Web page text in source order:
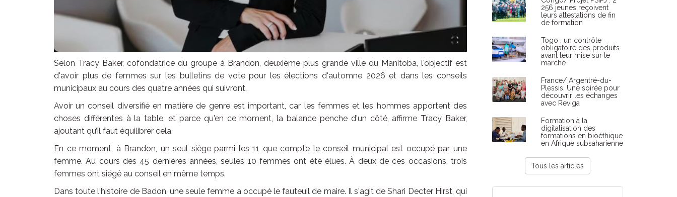
Selon Tracy Baker, cofondatrice du groupe à Brandon, deuxième plus grande ville du Manitoba, l'objectif est
d'avoir plus de femmes sur les bulletins de vote pour les élections d'automne 2026 et dans les conseils
municipaux au cours des quatre années qui suivront.
Avoir un conseil diversifié en matière de genre est important, car les femmes et les hommes apportent des
choses différentes à la table, et parce qu'en ce moment, la balance penche d'un côté, affirme Tracy Baker,
ajoutant qu’il faut équilibrer cela.
En ce moment, à Brandon, un seul siège parmi les 11 que compte le conseil municipal est occupé par une
femme. Au cours des 45 dernières années, seules 10 femmes ont été élues. À deux de ces occasions, trois
femmes ont siégé au conseil en même temps.
Dans toute l'histoire de Badon, une seule femme a occupé le fauteuil de maire. Il s'agit de Shari Decter Hirst, qui
256 jeunes reçoivent
leurs attestations de fin
de formation
Togo : un contrôle
obligatoire des produits
avant leur mise sur le
marché
France/ Argentré-du-
Plessis. Une soirée pour
découvrir les échanges
avec Reviga
Formation à la
digitalisation des
formations en bioéthique
en Afrique subsaharienne
Tous les articles